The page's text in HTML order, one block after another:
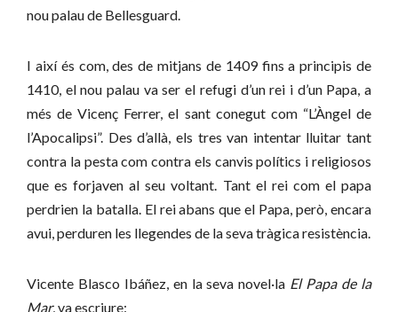
nou palau de Bellesguard.
I així és com, des de mitjans de 1409 fins a principis de
1410, el nou palau va ser el refugi d’un rei i d’un Papa, a
més de Vicenç Ferrer, el sant conegut com “L’Àngel de
l’Apocalipsi”. Des d’allà, els tres van intentar lluitar tant
contra la pesta com contra els canvis polítics i religiosos
que es forjaven al seu voltant. Tant el rei com el papa
perdrien la batalla. El rei abans que el Papa, però, encara
avui, perduren les llegendes de la seva tràgica resistència.
Vicente Blasco Ibáñez, en la seva novel·la El Papa de la
Mar, va escriure: